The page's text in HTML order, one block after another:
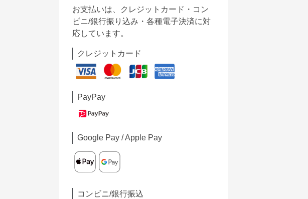
お支払いは、クレジットカード・コン
ビニ/銀行振り込み・各種電子決済に対
応しています。
クレジットカード
PayPay
Google Pay / Apple Pay
コンビニ/銀行振込